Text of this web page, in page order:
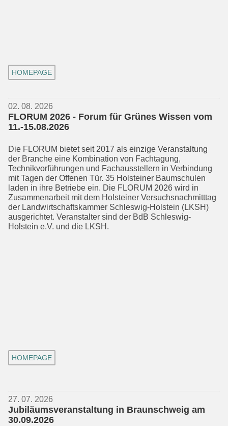
HOMEPAGE
02. 08. 2026
FLORUM 2026 - Forum für Grünes Wissen vom
11.-15.08.2026
Die FLORUM bietet seit 2017 als einzige Veranstaltung
der Branche eine Kombi­nation von Fachtagung,
Technikvorfüh­rungen und Fachausstellern in Verbin­dung
mit Tagen der Offenen Tür. 35 Hol­steiner Baumschulen
laden in ihre Be­trie­be ein. Die FLORUM 2026 wird in
Zusam­menarbeit mit dem Holsteiner Versuchs­nachmitttag
der Landwirtschafts­kammer Schleswig-Holstein (LKSH)
ausgerichtet. Veranstalter sind der BdB Schleswig-
Holstein e.V. und die LKSH.
HOMEPAGE
27. 07. 2026
Jubiläumsveranstaltung in Braunschweig am
30.09.2026